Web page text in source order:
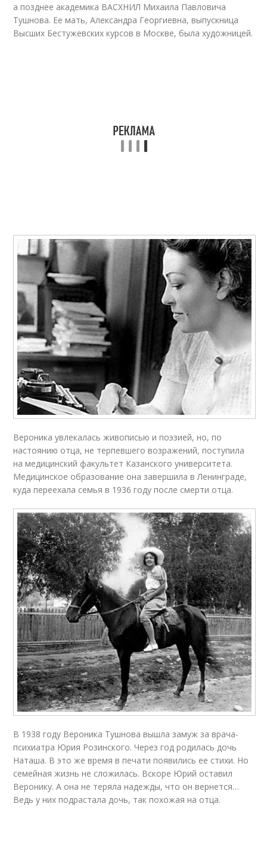
а позднее академика ВАСХНИЛ Михаила Павловича
Тушнова. Ее мать, Александра Георгиевна, выпускница
Высших Бестужевских курсов в Москве, была художницей.
Вероника увлекалась живописью и поэзией, но, по
настоянию отца, не терпевшего возражений, поступила
на медицинский факультет Казанского университета.
Медицинское образование она завершила в Ленинграде,
куда переехала семья в 1936 году после смерти отца.
В 1938 году Вероника Тушнова вышла замуж за врача-
психиатра Юрия Розинского. Через год родилась дочь
Наташа. В это же время в печати появились ее стихи. Но
семейная жизнь не сложилась. Вскоре Юрий оставил
Веронику. А она не теряла надежды, что он вернется…
Ведь у них подрастала дочь, так похожая на отца.